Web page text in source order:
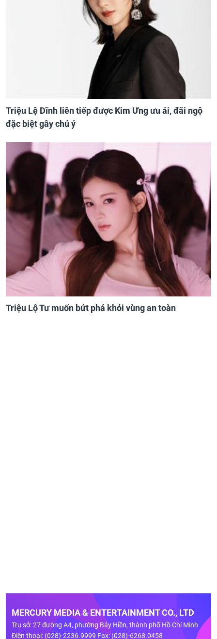
Triệu Lệ Dĩnh liên tiếp được Kim Ưng ưu ái, đãi ngộ
đặc biệt gây chú ý
Triệu Lộ Tư muốn bứt phá khỏi vùng an toàn
MERCURY MEDIA & ENTERTAINMENT CO., LTD
Trụ sở: 27 đường A4, phường Bảy Hiền, thành phố Hồ Chí Minh
Điện thoại: (028)-2236.9999 Fax: (028)-6268.0458